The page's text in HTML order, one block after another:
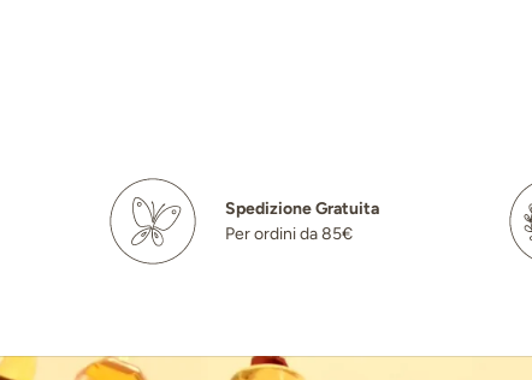
Spedizione Gratuita
Per ordini da 85€